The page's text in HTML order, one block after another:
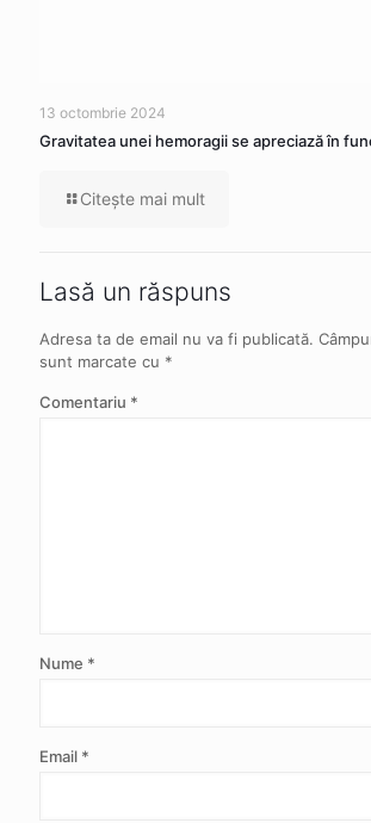
13 octombrie 2024
Gravitatea unei hemoragii se apreciază în
Citeşte mai mult
Lasă un răspuns
Adresa ta de email nu va fi publicată.
sunt marcate cu *
Comentariu *
Nume *
Email *